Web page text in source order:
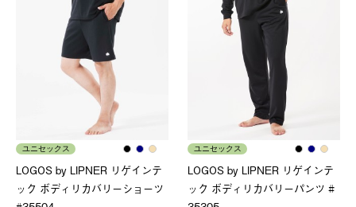
ユニセックス
LOGOS by LIPNER リゲインテ
ック ボディリカバリーショーツ
ユニセックス
LOGOS by LIPNER リゲインテ
ック ボディリカバリーパンツ #